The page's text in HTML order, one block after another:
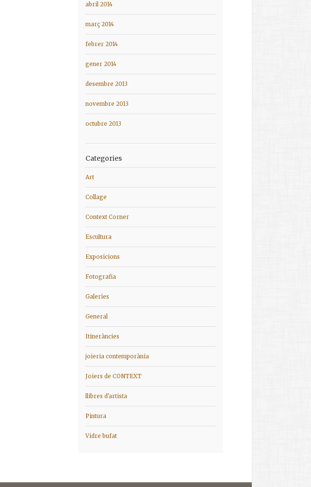
abril 2014
març 2014
febrer 2014
gener 2014
desembre 2013
novembre 2013
octubre 2013
Categories
Art
Collage
Context Corner
Escultura
Exposicions
Fotografia
Galeries
General
Itineràncies
joieria contemporània
Joiers de CONTEXT
llibres d'artista
Pintura
Vidre bufat